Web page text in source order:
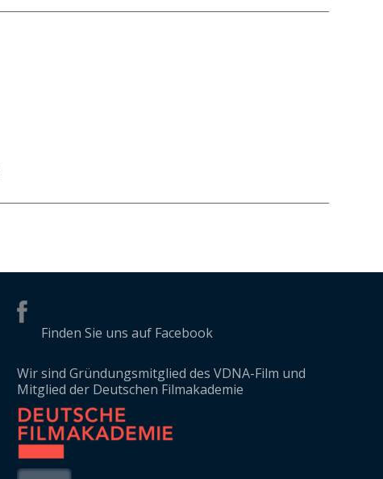
Finden Sie uns auf Facebook
Wir sind Gründungsmitglied des VDNA-Film und
Mitglied der Deutschen Filmakademie